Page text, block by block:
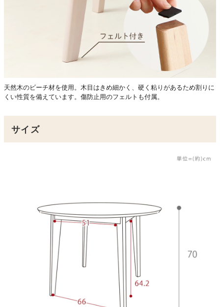
天然木のビーチ材を使用。木目はきめ細かく、硬く粘りがあるため割りに
くい性質を備えています。傷防止用のフェルトも付属。
サイズ